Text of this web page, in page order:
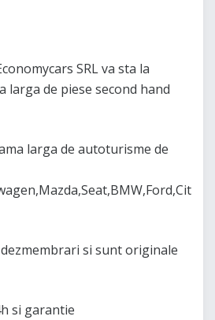
SRL va sta la
larga de piese second hand
larga de autoturisme de
si sunt originale
si garantie